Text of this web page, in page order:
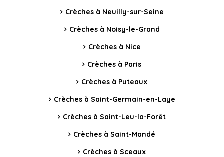
Crèches à Neuilly-sur-Seine
Crèches à Noisy-le-Grand
Crèches à Nice
Crèches à Paris
Crèches à Puteaux
Crèches à Saint-Germain-en-Laye
Crèches à Saint-Leu-la-Forêt
Crèches à Saint-Mandé
Crèches à Sceaux